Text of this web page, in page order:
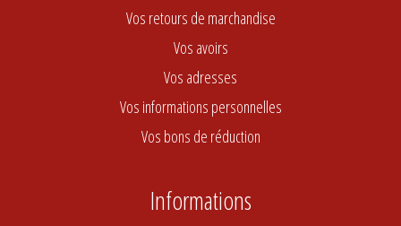
Vos retours de marchandise
Vos avoirs
Vos adresses
Vos informations personnelles
Vos bons de réduction
Informations